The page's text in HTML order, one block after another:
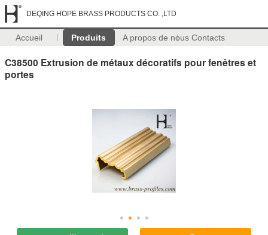
DEQING HOPE BRASS PRODUCTS CO. ,LTD
Accueil Produits A propos de nous Contacts
C38500 Extrusion de métaux décoratifs pour fenêtres et
portes